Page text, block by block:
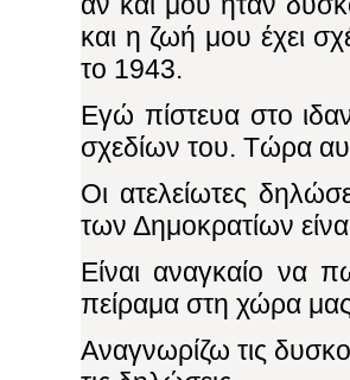
και η ζωή μου έχει
το 1943.
Εγώ πίστευα στο
σχεδίων του. Τώρα
Οι ατελείωτες
των Δημοκρατίων
Είναι αναγκαίο να
πείραμα στη χώρα
Αναγνωρίζω τις